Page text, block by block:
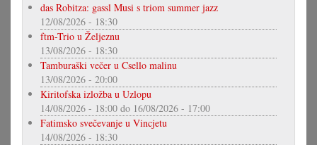
das Robitza: gassl Musi s triom summer jazz
12/08/2026 - 18:30
ftm-Trio u Željeznu
13/08/2026 - 18:30
Tamburaški večer u Csello malinu
13/08/2026 - 20:00
Kiritofska izložba u Uzlopu
14/08/2026 - 18:00 do 16/08/2026 - 17:00
Fatimsko svečevanje u Vincjetu
14/08/2026 - 18:30